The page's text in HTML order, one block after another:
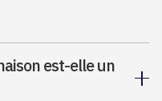
est-elle un